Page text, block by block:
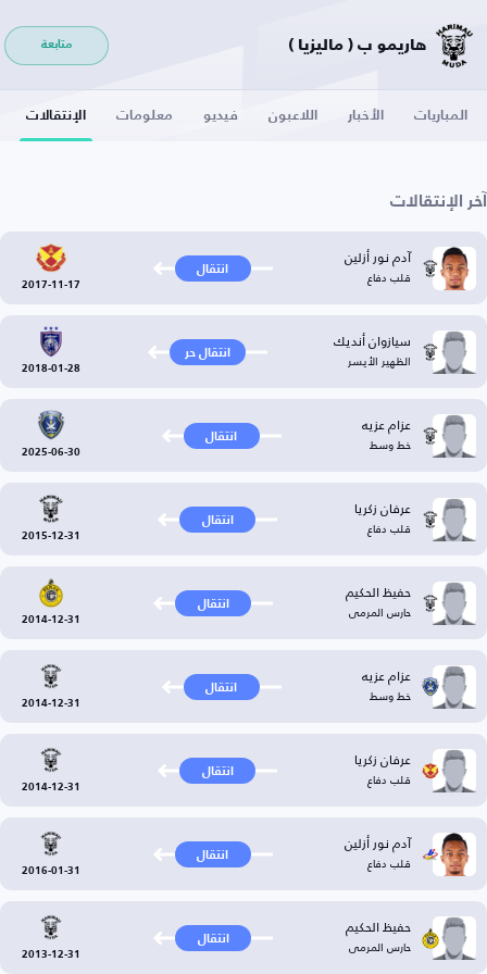
هاريمو ب ( ماليزيا ) متابعة
المباريات الأخبار اللاعبون فيديو معلومات الإنتقالات
آخر الإنتقالات
آدم نور أزلين
قلب دفاع انتقال
2017-11-17
سيازوان أنديك
الظهير الأيسر انتقال حر
2018-01-28
عزام عزيه
خط وسط انتقال
2025-06-30
عرفان زكريا
قلب دفاع انتقال
2015-12-31
حفيظ الحكيم
حارس المرمى انتقال
2014-12-31
عزام عزيه
خط وسط انتقال
2014-12-31
عرفان زكريا
قلب دفاع انتقال
2014-12-31
آدم نور أزلين
قلب دفاع انتقال
2016-01-31
حفيظ الحكيم
حارس المرمى انتقال
2013-12-31